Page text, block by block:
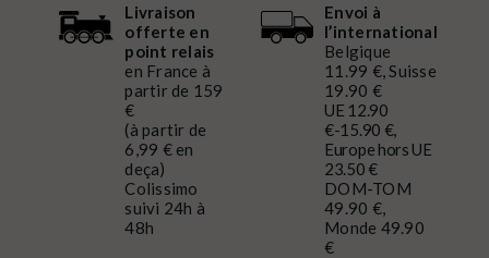
Livraison
offerte en
point relais
en France à
partir de 159
€
(à partir de
6,99 € en
deça)
Colissimo
suivi 24h à
48h
Envoi à
l’international
Belgique
11.99 €, Suisse
19.90 €
UE 12.90
€-15.90 €,
Europe hors UE
23.50 €
DOM-TOM
49.90 €,
Monde 49.90
€